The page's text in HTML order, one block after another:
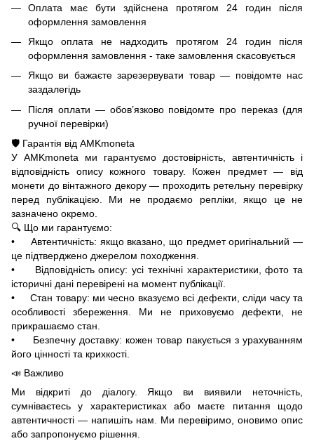
Оплата має бути здійснена протягом 24 годин після
оформлення замовлення
Якщо оплата не надходить протягом 24 годин після
оформлення замовлення - таке замовлення скасовується
Якщо ви бажаєте зарезервувати товар — повідомте нас
заздалегідь
Після оплати — обов’язково повідомте про переказ (для
ручної перевірки)
🛡️ Гарантія від AMKmoneta
У AMKmoneta ми гарантуємо достовірність, автентичність і
відповідність опису кожного товару. Кожен предмет — від
монети до вінтажного декору — проходить ретельну перевірку
перед публікацією. Ми не продаємо репліки, якщо це не
зазначено окремо.
🔍 Що ми гарантуємо:
• Автентичність: якщо вказано, що предмет оригінальний —
це підтверджено джерелом походження.
• Відповідність опису: усі технічні характеристики, фото та
історичні дані перевірені на момент публікації.
• Стан товару: ми чесно вказуємо всі дефекти, сліди часу та
особливості збереження. Ми не приховуємо дефекти, не
прикрашаємо стан.
• Безпечну доставку: кожен товар пакується з урахуванням
його цінності та крихкості.
📣 Важливо
Ми відкриті до діалогу. Якщо ви виявили неточність,
сумніваєтесь у характеристиках або маєте питання щодо
автентичності — напишіть нам. Ми перевіримо, оновимо опис
або запропонуємо рішення.